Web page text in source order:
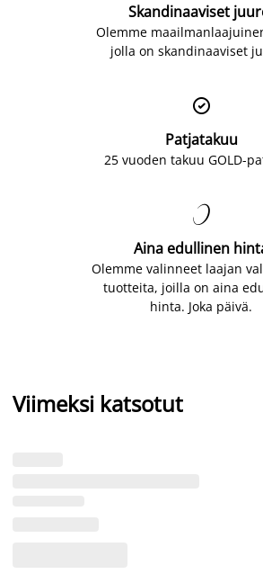
Skandinaaviset
Olemme
jolla on skandinaaviset

Patjatakuu
25 vuoden takuu GOLD-

Aina edullinen
Olemme valinneet laajan
tuotteita, joilla on aina
hinta. Joka päivä.
Viimeksi katsotut